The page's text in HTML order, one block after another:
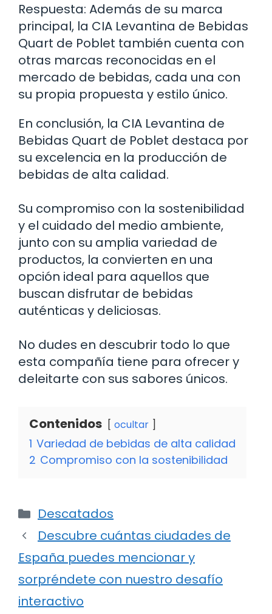
Respuesta: Además de su marca
principal, la CIA Levantina de Bebidas
Quart de Poblet también cuenta con
otras marcas reconocidas en el
mercado de bebidas, cada una con
su propia propuesta y estilo único.
En conclusión, la CIA Levantina de
Bebidas Quart de Poblet destaca por
su excelencia en la producción de
bebidas de alta calidad.
Su compromiso con la sostenibilidad
y el cuidado del medio ambiente,
junto con su amplia variedad de
productos, la convierten en una
opción ideal para aquellos que
buscan disfrutar de bebidas
auténticas y deliciosas.
No dudes en descubrir todo lo que
esta compañía tiene para ofrecer y
deleitarte con sus sabores únicos.
Contenidos ocultar
1 Variedad de bebidas de alta calidad
2 Compromiso con la sostenibilidad
Categorías
Descatados
Descubre cuántas ciudades de
España puedes mencionar y
sorpréndete con nuestro desafío
interactivo